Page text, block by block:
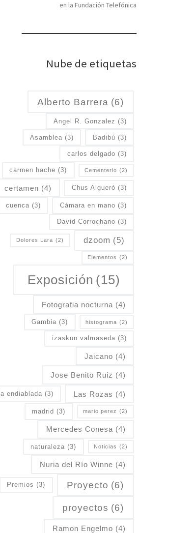
en la Fundación Telefónica
Nube de etiquetas
Alberto Barrera (6)
Angel R. Gonzalez (3)
Asamblea (3) Badibú (3)
carlos delgado (3)
carmen hache (3) Cementerio (2)
certamen (4) Chus Algueró (3)
cuenca (3) Cámara en mano (3)
David Corrochano (3)
Dolores Lara (2) dzoom (5)
Elementos (2)
Exposición (15)
Fotografia nocturna (4)
Gambia (3) histograma (2)
izaskun valmaseda (3)
Jaicano (4)
Jose Benito Ruiz (4)
la endiablada (3) Las Rozas (4)
madrid (3) mario perez (2)
Mercedes Conesa (4)
naturaleza (3) Noticias (2)
Nuria del Río Winne (4)
Premios (3) Proyecto (6)
proyectos (6)
Ramon Engelmo (4)